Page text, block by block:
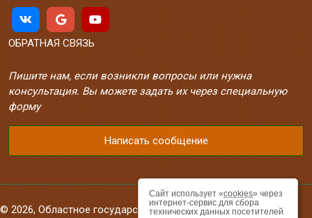
ОБРАТНАЯ СВЯЗЬ
Пишите нам, если возникли вопросы или нужна
консультация. Вы можете задать их через специальную
форму
Написать сообщение
© 2026, Областное государственное автономное
Сайт использует «cookies» через
интернет-сервис для сбора
технических данных посетителей